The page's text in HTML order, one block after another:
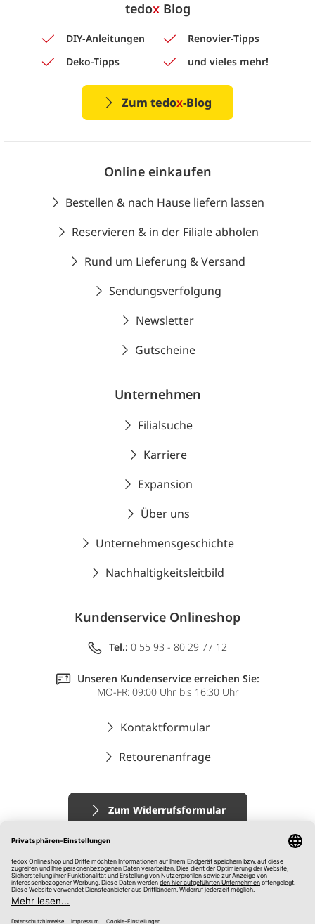
tedoxBlog
DIY-Anleitungen
Renovier-Tipps
Deko-Tipps
und vieles mehr!
Zum tedox-Blog
Online einkaufen
Bestellen & nach Hause liefern lassen
Reservieren & in der Filiale abholen
Rund um Lieferung & Versand
Sendungsverfolgung
Newsletter
Gutscheine
Unternehmen
Filialsuche
Karriere
Expansion
Über uns
Unternehmensgeschichte
Nachhaltigkeitsleitbild
Kundenservice Onlineshop
Tel.: 0 55 93 - 80 29 77 12
Unseren Kundenservice erreichen Sie:
MO-FR: 09:00 Uhr bis 16:30 Uhr
Kontaktformular
Retourenanfrage
Zum Widerrufsformular
Impressum
AGB
Datenschutz